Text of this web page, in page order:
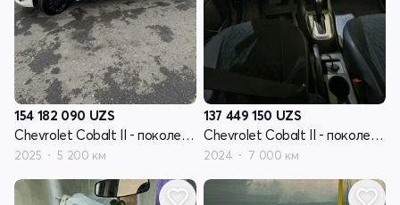
154 182 090 UZS
Chevrolet Cobalt II - поколение рестайлинг
2025 5 200 км
137 449 150 UZS
Chevrolet Cobalt II - поколение рестайлинг
2024 7 000 км